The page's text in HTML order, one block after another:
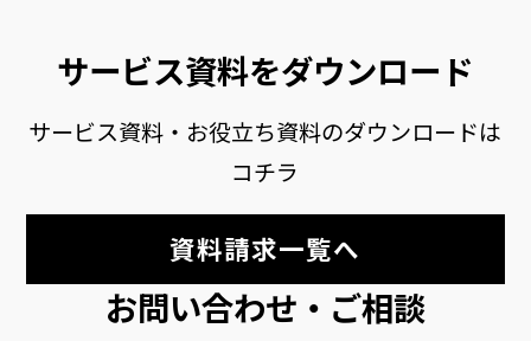
サービス資料をダウンロード
サービス資料・お役立ち資料のダウンロードは
コチラ
資料請求一覧へ
お問い合わせ・ご相談